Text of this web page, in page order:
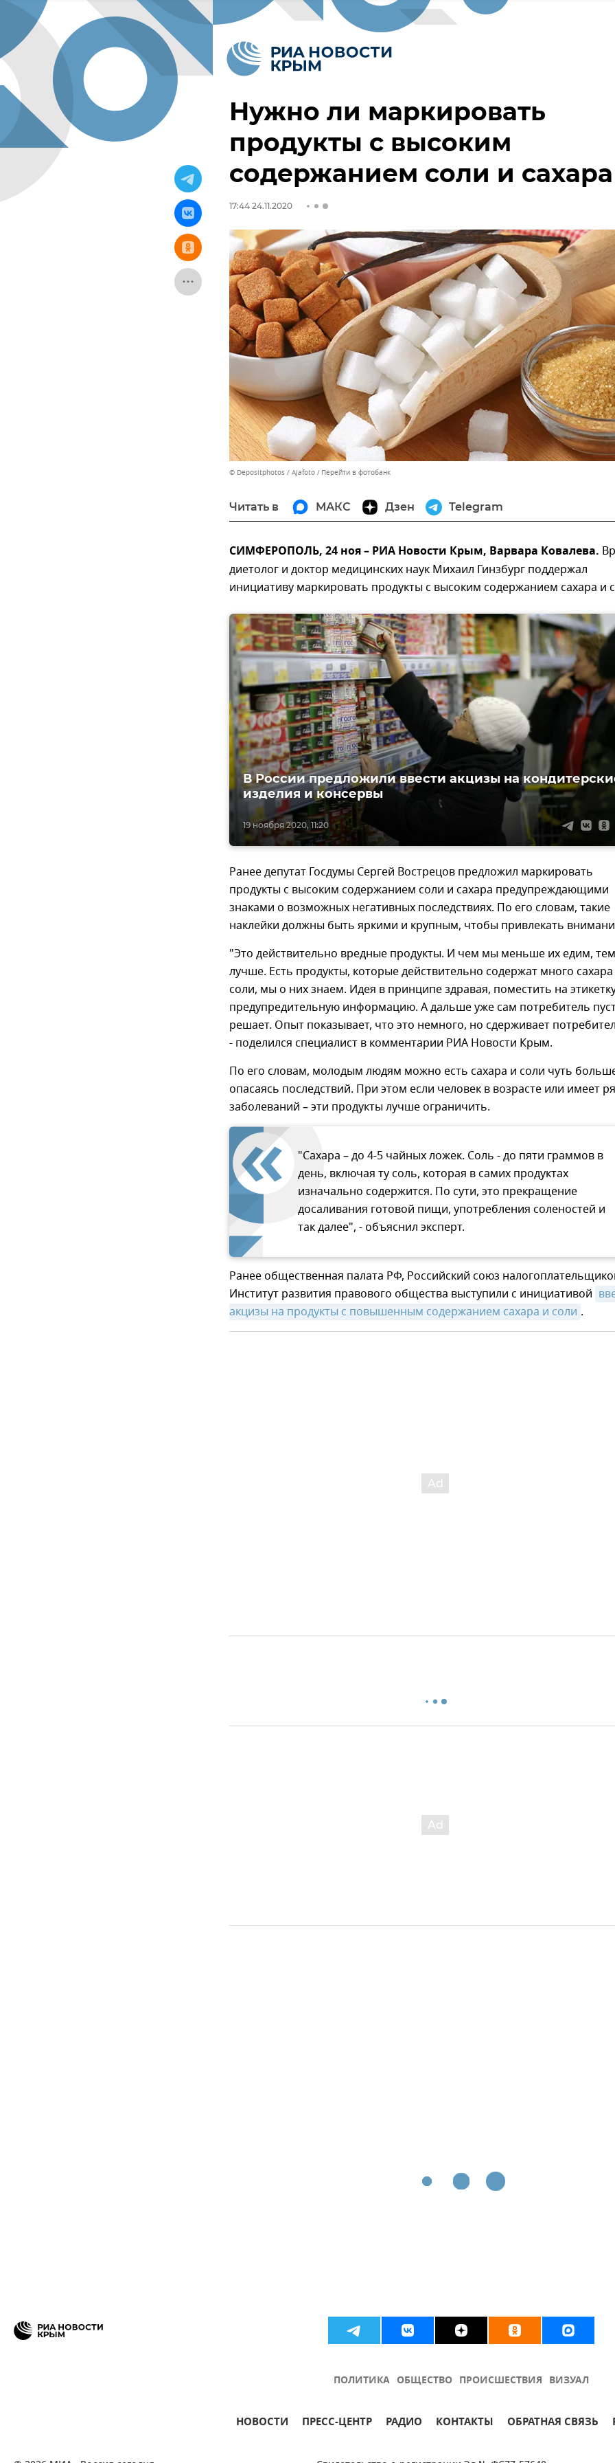
Нужно ли маркировать
продукты с высоким
содержанием соли и сахара
17:44 24.11.2020
© Depositphotos / Ajafoto Перейти в фотобанк
Читать в МАКС Дзен Telegram
СИМФЕРОПОЛЬ, 24 ноя – РИА Новости Крым, Варвара Ковалева.
диетолог и доктор медицинских наук Михаил Гинзбург поддержал
инициативу маркировать продукты с высоким содержанием сахара и
19 ноября 2020, 11:20
В России предложили ввести акцизы на
изделия и консервы
Ранее депутат Госдумы Сергей Вострецов предложил маркировать
продукты с высоким содержанием соли и сахара предупреждающими
знаками о возможных негативных последствиях. По его словам, такие
наклейки должны быть яркими и крупным, чтобы привлекать
"Это действительно вредные продукты. И чем мы меньше их едим, тем
лучше. Есть продукты, которые действительно содержат много
соли, мы о них знаем. Идея в принципе здравая, поместить на
предупредительную информацию. А дальше уже сам потребитель
решает. Опыт показывает, что это немного, но сдерживает
- поделился специалист в комментарии РИА Новости Крым.
По его словам, молодым людям можно есть сахара и соли чуть
опасаясь последствий. При этом если человек в возрасте или имеет
заболеваний – эти продукты лучше ограничить.
"Сахара – до 4-5 чайных ложек. Соль - до пяти граммов в
день, включая ту соль, которая в самих продуктах
изначально содержится. По сути, это прекращение
досаливания готовой пищи, употребления соленостей и
так далее", - объяснил эксперт.
Ранее общественная палата РФ, Российский союз
Институт развития правового общества выступили с инициативой
акцизы на продукты с повышенным содержанием сахара и соли .
ПОЛИТИКА ОБЩЕСТВО ПРОИСШЕСТВИЯ ВИЗУАЛ
НОВОСТИ ПРЕСС-ЦЕНТР РАДИО КОНТАКТЫ ОБРАТНАЯ СВЯЗЬ